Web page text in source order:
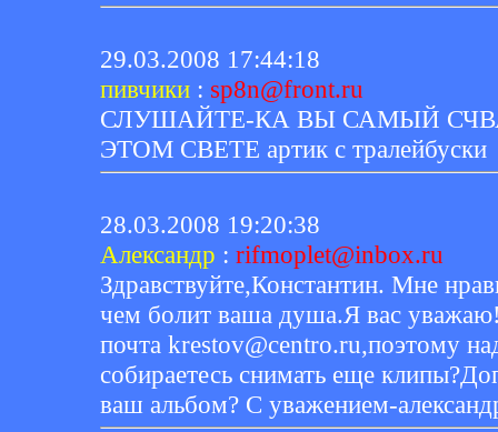
29.03.2008 17:44:18
пивчики : sp8n@front.ru
СЛУШАЙТЕ-КА ВЫ САМЫЙ
ЭТОМ СВЕТЕ артик с тралейбуски
28.03.2008 19:20:38
Александр : rifmoplet@inbox.ru
Здравствуйте,Константин. Мне
чем болит ваша душа.Я вас
почта krestov@centro.ru,поэтому
собираетесь снимать еще
ваш альбом? С уважением-